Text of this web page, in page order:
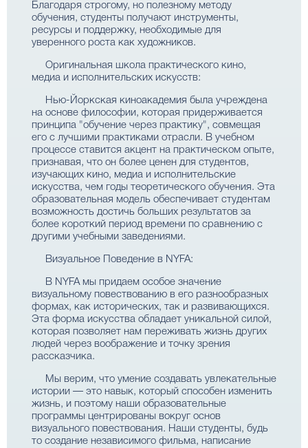
Благодаря строгому, но полезному методу
обучения, студенты получают инструменты,
ресурсы и поддержку, необходимые для
уверенного роста как художников.
Оригинальная школа практического кино,
медиа и исполнительских искусств:
Нью-Йоркская киноакадемия была учреждена
на основе философии, которая придерживается
принципа "обучение через практику", совмещая
его с лучшими практиками отрасли. В учебном
процессе ставится акцент на практическом опыте,
признавая, что он более ценен для студентов,
изучающих кино, медиа и исполнительские
искусства, чем годы теоретического обучения. Эта
образовательная модель обеспечивает студентам
возможность достичь больших результатов за
более короткий период времени по сравнению с
другими учебными заведениями.
Визуальное Поведение в NYFA:
В NYFA мы придаем особое значение
визуальному повествованию в его разнообразных
формах, как исторических, так и развивающихся.
Эта форма искусства обладает уникальной силой,
которая позволяет нам переживать жизнь других
людей через воображение и точку зрения
рассказчика.
Мы верим, что умение создавать увлекательные
истории — это навык, который способен изменить
жизнь, и поэтому наши образовательные
программы центрированы вокруг основ
визуального повествования. Наши студенты, будь
то создание независимого фильма, написание